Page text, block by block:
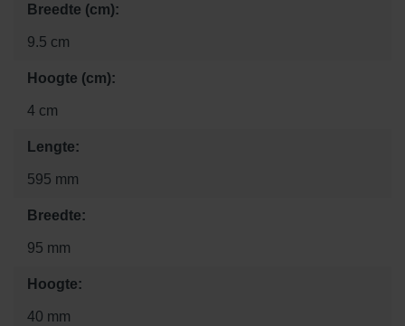
Breedte (cm):
9.5 cm
Hoogte (cm):
4 cm
Lengte:
595 mm
Breedte:
95 mm
Hoogte:
40 mm